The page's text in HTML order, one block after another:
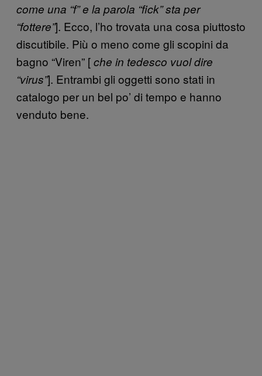
come una “f” e la parola “fick” sta per
“fottere”]. Ecco, l’ho trovata una cosa piuttosto
discutibile. Più o meno come gli scopini da
bagno “Viren” [che in tedesco vuol dire
“virus”]. Entrambi gli oggetti sono stati in
catalogo per un bel po’ di tempo e hanno
venduto bene.